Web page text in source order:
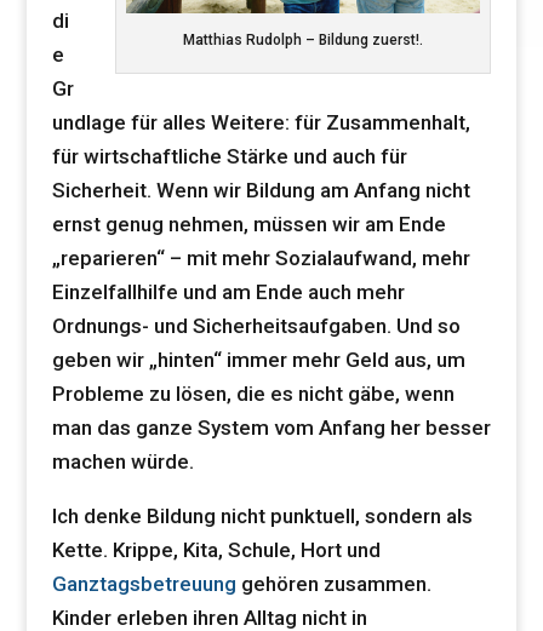
Matthias Rudolph – Bildung zuerst!.
di
e
Gr
undlage für alles Weitere: für Zusammenhalt,
für wirtschaftliche Stärke und auch für
Sicherheit. Wenn wir Bildung am Anfang nicht
ernst genug nehmen, müssen wir am Ende
„reparieren“ – mit mehr Sozialaufwand, mehr
Einzelfallhilfe und am Ende auch mehr
Ordnungs- und Sicherheitsaufgaben. Und so
geben wir „hinten“ immer mehr Geld aus, um
Probleme zu lösen, die es nicht gäbe, wenn
man das ganze System vom Anfang her besser
machen würde.
Ich denke Bildung nicht punktuell, sondern als
Kette. Krippe, Kita, Schule, Hort und
Ganztagsbetreuung gehören zusammen.
Kinder erleben ihren Alltag nicht in